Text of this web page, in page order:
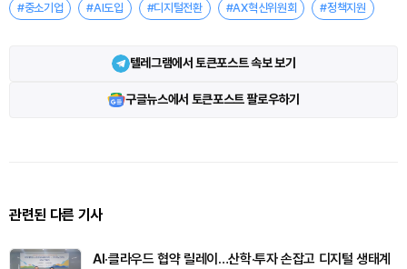
#중소기업 #AI도입 #디지털전환 #AX혁신위원회 #정책지원
텔레그램에서 토큰포스트 속보 보기
구글뉴스에서 토큰포스트 팔로우하기
관련된 다른 기사
AI·클라우드 협약 릴레이…산학·투자 손잡고 디지털 생태계